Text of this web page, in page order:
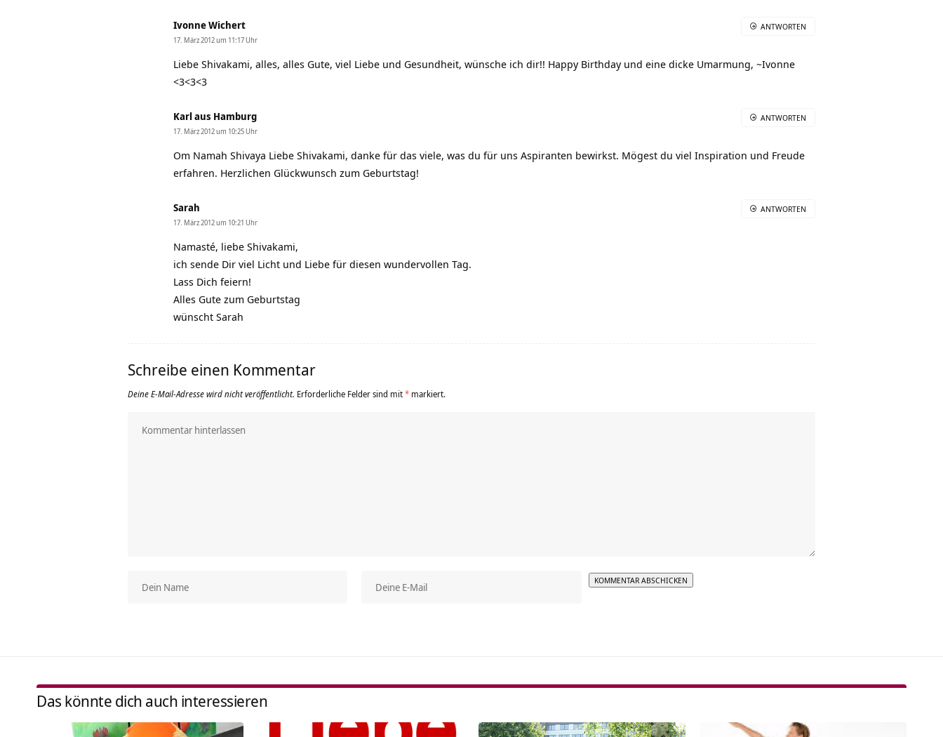
Ivonne Wichert
17. März 2012 um 11:17 Uhr
Liebe Shivakami, alles, alles Gute, viel Liebe und Gesundheit, wünsche ich dir!! Happy Birthday und eine dicke Umarmung, ~Ivonne
<3<3<3
ANTWORTEN
Karl aus Hamburg
17. März 2012 um 10:25 Uhr
Om Namah Shivaya Liebe Shivakami, danke für das viele, was du für uns Aspiranten bewirkst. Mögest du viel Inspiration und Freude
erfahren. Herzlichen Glückwunsch zum Geburtstag!
ANTWORTEN
Sarah
17. März 2012 um 10:21 Uhr
Namasté, liebe Shivakami,
ich sende Dir viel Licht und Liebe für diesen wundervollen Tag.
Lass Dich feiern!
Alles Gute zum Geburtstag
wünscht Sarah
ANTWORTEN
Schreibe einen Kommentar
Deine E-Mail-Adresse wird nicht veröffentlicht. Erforderliche Felder sind mit* markiert.
Das könnte dich auch interessieren